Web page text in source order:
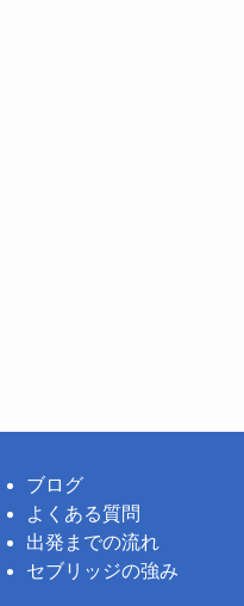
ブログ
よくある質問
出発までの流れ
セブリッジの強み